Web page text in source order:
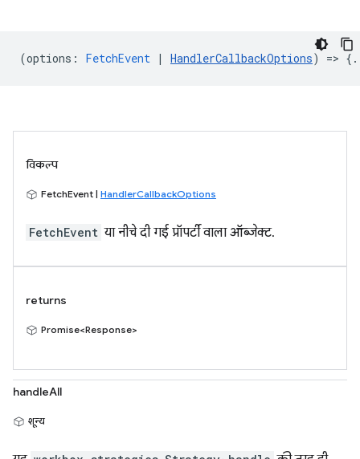
(options : FetchEvent | HandlerCallbackOptions) =>
विकल्प
FetchEvent | HandlerCallbackOptions
FetchEvent या नीचे दी गई प्रॉपर्टी वाला ऑब्जेक्ट.
returns
Promise<Response>
handleAll
शून्य